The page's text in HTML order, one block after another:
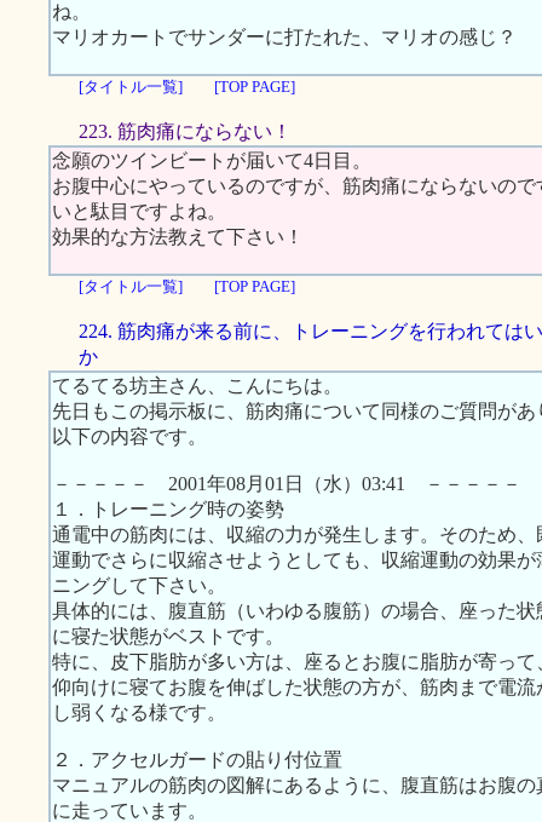
ね。
マリオカートでサンダーに打たれた、マリオの感じ？
[タイトル一覧] [TOP PAGE]
223. 筋肉痛にならない！
念願のツインビートが届いて4日目。
お腹中心にやっているのですが、筋肉痛にならないの
いと駄目ですよね。
効果的な方法教えて下さい！
[タイトル一覧] [TOP PAGE]
224. 筋肉痛が来る前に、トレーニングを行われては
か
てるてる坊主さん、こんにちは。
先日もこの掲示板に、筋肉痛について同様のご質問が
以下の内容です。
－－－－－ 2001年08月01日（水）03:41 －－－－－
１．トレーニング時の姿勢
通電中の筋肉には、収縮の力が発生します。そのため
運動でさらに収縮させようとしても、収縮運動の効果
ニングして下さい。
具体的には、腹直筋（いわゆる腹筋）の場合、座った
に寝た状態がベストです。
特に、皮下脂肪が多い方は、座るとお腹に脂肪が寄っ
仰向けに寝てお腹を伸ばした状態の方が、筋肉まで電
し弱くなる様です。
２．アクセルガードの貼り付位置
マニュアルの筋肉の図解にあるように、腹直筋はお腹
に走っています。